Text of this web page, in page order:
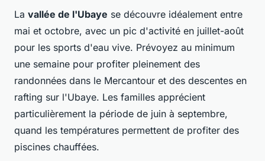
La vallée de l'Ubaye se découvre idéalement entre
mai et octobre, avec un pic d'activité en juillet-août
pour les sports d'eau vive. Prévoyez au minimum
une semaine pour profiter pleinement des
randonnées dans le Mercantour et des descentes en
rafting sur l'Ubaye. Les familles apprécient
particulièrement la période de juin à septembre,
quand les températures permettent de profiter des
piscines chauffées.